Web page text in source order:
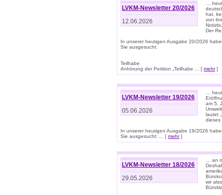
LVKM-Newsletter 20/2026
12.06.2026
…
hat,
von
Der
In unserer heutigen Ausgabe 20/2026
Sie ausgesucht:
Teilhabe
Anhörung der Petition „Teilhabe ... [ mehr]
LVKM-Newsletter 19/2026
05.06.2026
…
am 5.
lautet
dieses
In unserer heutigen Ausgabe 19/2026
Sie ausgesucht: ... [ mehr]
LVKM-Newsletter 18/2026
29.05.2026
… an
wir